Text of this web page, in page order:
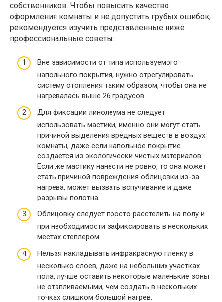
собственников. Чтобы повысить качество
оформления комнаты и не допустить грубых ошибок,
рекомендуется изучить представленные ниже
профессиональные советы:
Вне зависимости от типа используемого
напольного покрытия, нужно отрегулировать
систему отопления таким образом, чтобы она не
нагревалась выше 26 градусов.
Для фиксации линолеума не следует
использовать мастики, именно они могут стать
причиной выделения вредных веществ в воздух
комнаты, даже если напольное покрытие
создается из экологически чистых материалов.
Если же мастику нанести не ровно, то она может
стать причиной повреждения облицовки из-за
нагрева, может вызвать вспучивание и даже
разрывы полотна.
Облицовку следует просто расстелить на полу и
при необходимости зафиксировать в нескольких
местах степлером.
Нельзя накладывать инфракрасную пленку в
несколько слоев, даже на небольших участках
пола, лучше оставить некоторые маленькие зоны
не отапливаемыми, чем создать в нескольких
точках слишком большой нагрев.